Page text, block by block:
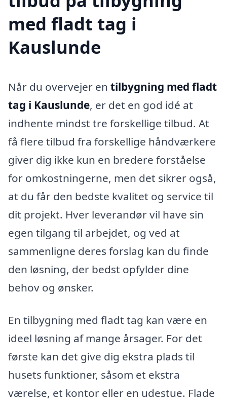
med fladt tag i
Kauslunde
Når du overvejer en tilbygning med fladt
tag i Kauslunde, er det en god idé at
indhente mindst tre forskellige tilbud. At
få flere tilbud fra forskellige håndværkere
giver dig ikke kun en bredere forståelse
for omkostningerne, men det sikrer også,
at du får den bedste kvalitet og service til
dit projekt. Hver leverandør vil have sin
egen tilgang til arbejdet, og ved at
sammenligne deres forslag kan du finde
den løsning, der bedst opfylder dine
behov og ønsker.
En tilbygning med fladt tag kan være en
ideel løsning af mange årsager. For det
første kan det give dig ekstra plads til
husets funktioner, såsom et ekstra
værelse, et kontor eller en udestue. Flade